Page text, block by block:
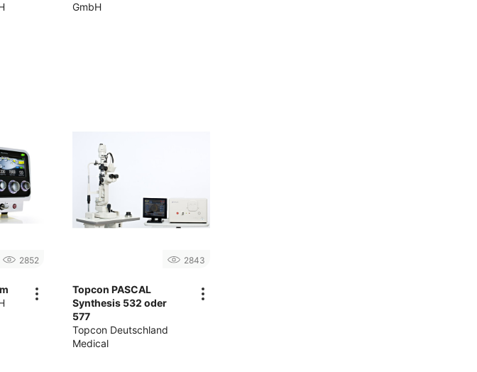
GmbH
2852 2843
Topcon PASCAL
Synthesis 532 oder
577
Topcon Deutschland
Medical